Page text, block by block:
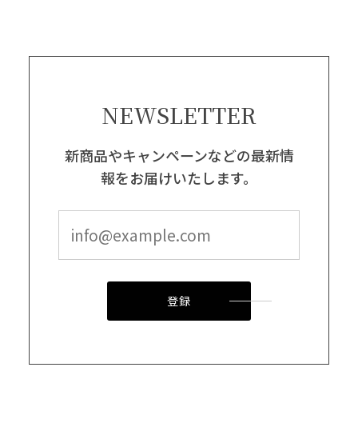
NEWSLETTER
新商品やキャンペーンなどの最新情
報をお届けいたします。
登録